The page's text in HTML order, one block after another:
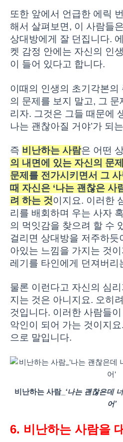
또한 앞에서 언급한 에릭
해서 살펴보면, 이 사람들
상대방에게 잘 던집니다.
켓 감정 안에는 자신의 인
이 들어 있다고 합니다.
이때의 인생의 초기각본의
의 문제를 보지 말고, 그 문
리자. 그것은 그들 때문에
나는 괜찮아질 거야’가 되
즉 비난하는 사람은 어떤
의 내면에 있는 자신의 문
문제를 전가시키면서 그
때 자신은 ‘나는 괜찮은 사
려 하는 것이지요. 이러한
리를 배회하며 우는 사자
의 먹잇감을 찾으려 할 수
걸리면 상대방을 저주하
아있는 느낌을 가지는 것
레기를 타인에게 던져버리
물론 이런다고 자신의 심
지는 것은 아니지요. 오히
것입니다. 이러한 사람들
악인이 되어 가는 것이지
으로 말입니다.
비난하는 사람_ ‘나는 괜찮은데
어’
6. 비난하는 사람을